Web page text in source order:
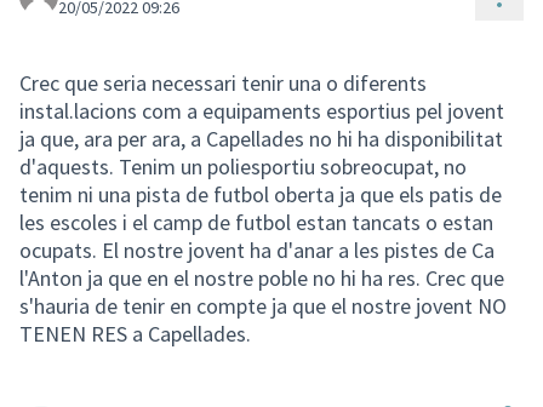
20/05/2022 09:26
Crec que seria necessari tenir una o diferents
instal.lacions com a equipaments esportius pel jovent
ja que, ara per ara, a Capellades no hi ha disponibilitat
d'aquests. Tenim un poliesportiu sobreocupat, no
tenim ni una pista de futbol oberta ja que els patis de
les escoles i el camp de futbol estan tancats o estan
ocupats. El nostre jovent ha d'anar a les pistes de Ca
l'Anton ja que en el nostre poble no hi ha res. Crec que
s'hauria de tenir en compte ja que el nostre jovent NO
TENEN RES a Capellades.